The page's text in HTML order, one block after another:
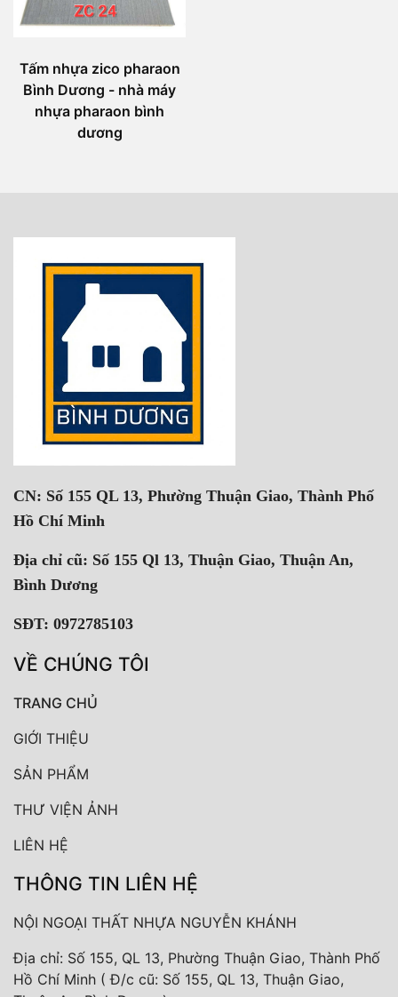
Tấm nhựa zico pharaon
Bình Dương - nhà máy
nhựa pharaon bình
dương
CN: Số 155 QL 13, Phường Thuận Giao, Thành Phố
Hồ Chí Minh
Địa chỉ cũ: Số 155 Ql 13, Thuận Giao, Thuận An,
Bình Dương
SĐT: 0972785103
VỀ CHÚNG TÔI
TRANG CHỦ
GIỚI THIỆU
SẢN PHẨM
THƯ VIỆN ẢNH
LIÊN HỆ
THÔNG TIN LIÊN HỆ
NỘI NGOẠI THẤT NHỰA NGUYỄN KHÁNH
Địa chỉ: Số 155, QL 13, Phường Thuận Giao, Thành Phố
Hồ Chí Minh ( Đ/c cũ: Số 155, QL 13, Thuận Giao,